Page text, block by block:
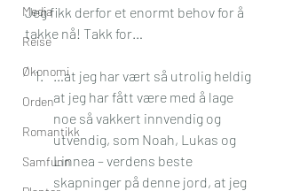
Media
Reise
Økonomi
Orden
Romantikk
Samfunn
Jeg fikk derfor et enormt behov for å
takke nå! Takk for…
…at jeg har vært så utrolig heldig
at jeg har fått være med å lage
noe så vakkert innvendig og
utvendig, som Noah, Lukas og
Linnea – verdens beste
skapninger på denne jord, at jeg